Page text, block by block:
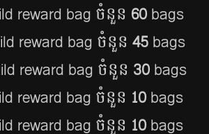
reward bag​​ ចំនួន 60​ bags
reward bag ចំនួន 45bags
reward bag ចំនួន 30bags
reward bag ចំនួន 10bags
reward bag ចំនួន 10bags